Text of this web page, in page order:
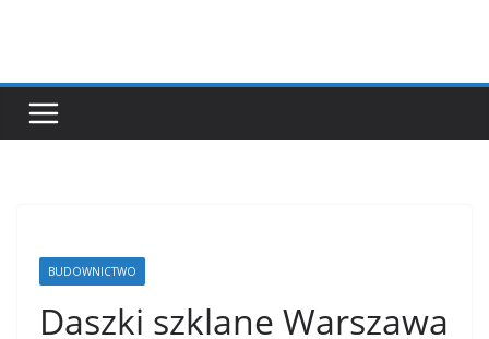
BUDOWNICTWO
Daszki szklane Warszawa